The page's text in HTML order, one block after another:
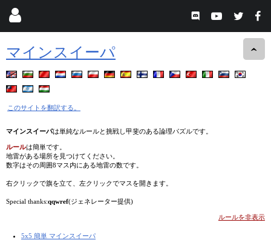
マインスイーパ
このサイトを翻訳する。
マインスイーパは単純なルールと挑戦し甲斐のある論理パズルです。
ルールは簡単です。
地雷がある場所を見つけてください。
数字はその周囲8マス内にある地雷の数です。
右クリックで旗を立て、左クリックでマスを開きます。
Special thanks:qqwref(ジェネレーター提供)
ルールを非表示
5x5 簡単 マインスイーパ